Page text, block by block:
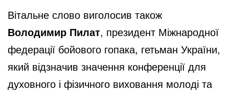
Вітальне слово виголосив також
Володимир Пилат, президент Міжнародної
федерації бойового гопака, гетьман України,
який відзначив значення конференції для
духовного і фізичного виховання молоді та